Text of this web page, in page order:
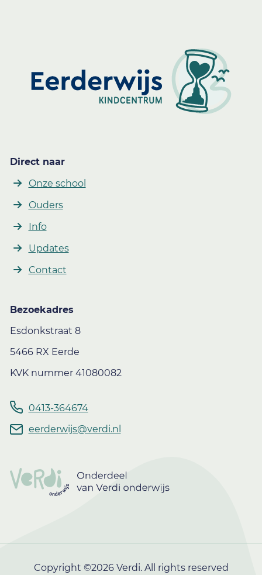
Direct naar
Onze school
Ouders
Info
Updates
Contact
Bezoekadres
Esdonkstraat 8
5466 RX Eerde
KVK nummer 41080082
0413-364674
eerderwijs@verdi.nl
Copyright ©2026 Verdi. All rights reserved